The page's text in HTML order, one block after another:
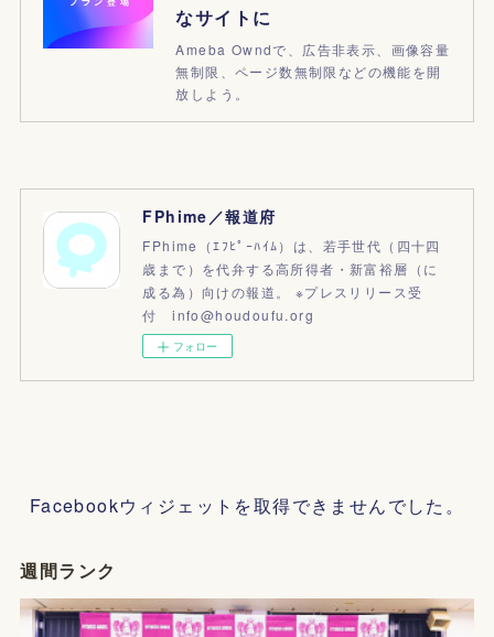
なサイトに
Ameba Owndで、広告非表示、画像容量
無制限、ページ数無制限などの機能を開
放しよう。
FPhime／報道府
FPhime（ｴﾌﾋﾟｰﾊｲﾑ）は、若手世代（四十四
歳まで）を代弁する高所得者・新富裕層（に
成る為）向けの報道。 ※プレスリリース受
付 info@houdoufu.org
フォロー
Facebookウィジェットを取得できませんでした。
週間ランク